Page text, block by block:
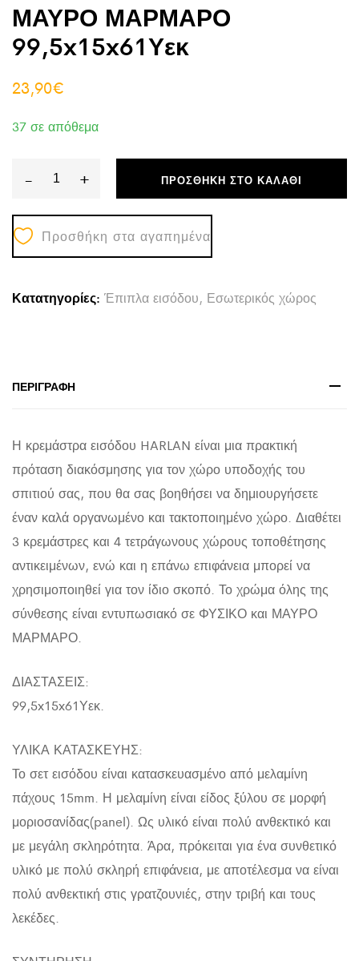
ΜΑΥΡΟ ΜΑΡΜΑΡΟ
99,5x15x61Υεκ
23,90€
37 σε απόθεμα
-
ΚΡΕΜΑΣΤΡΑ
ΕΙΣΟΔΟΥ
ΜΕ
ΡΑΦΙΑ
HM8973.13
ΦΥΣΙΚΟ-
99,5x15x61Υεκ
quantity
+ ΠΡΟΣΘΉΚΗ ΣΤΟ ΚΑΛΆΘΙ
Προσθήκη στα αγαπημένα
Κατατηγορίες: Έπιπλα εισόδου, Εσωτερικός χώρος
ΠΕΡΙΓΡΑΦΉ
Η κρεμάστρα εισόδου HARLAN είναι μια πρακτική
πρόταση διακόσμησης για τον χώρο υποδοχής του
σπιτιού σας, που θα σας βοηθήσει να δημιουργήσετε
έναν καλά οργανωμένο και τακτοποιημένο χώρο. Διαθέτει
3 κρεμάστρες και 4 τετράγωνους χώρους τοποθέτησης
αντικειμένων, ενώ και η επάνω επιφάνεια μπορεί να
χρησιμοποιηθεί για τον ίδιο σκοπό. Το χρώμα όλης της
σύνθεσης είναι εντυπωσιακό σε ΦΥΣΙΚΟ και ΜΑΥΡΟ
ΜΑΡΜΑΡΟ.
ΔΙΑΣΤΑΣΕΙΣ:
99,5x15x61Υεκ.
ΥΛΙΚΑ ΚΑΤΑΣΚΕΥΗΣ:
Το σετ εισόδου είναι κατασκευασμένο από μελαμίνη
πάχους 15mm. Η μελαμίνη είναι είδος ξύλου σε μορφή
μοριοσανίδας(panel). Ως υλικό είναι πολύ ανθεκτικό και
με μεγάλη σκληρότητα. Άρα, πρόκειται για ένα συνθετικό
υλικό με πολύ σκληρή επιφάνεια, με αποτέλεσμα να είναι
πολύ ανθεκτική στις γρατζουνιές, στην τριβή και τους
λεκέδες.